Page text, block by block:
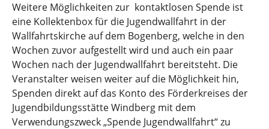
Weitere Möglichkeiten zur kontaktlosen Spende ist
eine Kollektenbox für die Jugendwallfahrt in der
Wallfahrtskirche auf dem Bogenberg, welche in den
Wochen zuvor aufgestellt wird und auch ein paar
Wochen nach der Jugendwallfahrt bereitsteht. Die
Veranstalter weisen weiter auf die Möglichkeit hin,
Spenden direkt auf das Konto des Förderkreises der
Jugendbildungsstätte Windberg mit dem
Verwendungszweck „Spende Jugendwallfahrt“ zu